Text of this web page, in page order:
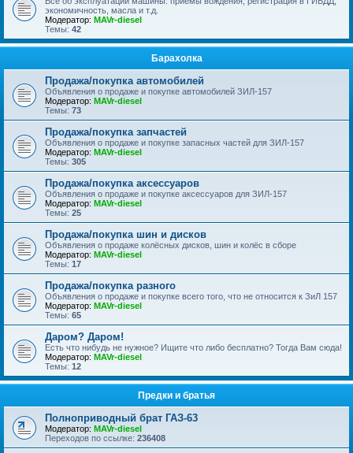
экономичность, масла и т.д.
Модератор: MAVr-diesel
Темы: 42
Барахолка
Продажа/покупка автомобилей
Объявления о продаже и покупке автомобилей ЗИЛ-157
Модератор: MAVr-diesel
Темы: 73
Продажа/покупка запчастей
Объявления о продаже и покупке запасных частей для ЗИЛ-157
Модератор: MAVr-diesel
Темы: 305
Продажа/покупка аксессуаров
Объявления о продаже и покупке аксессуаров для ЗИЛ-157
Модератор: MAVr-diesel
Темы: 25
Продажа/покупка шин и дисков
Объявления о продаже колёсных дисков, шин и колёс в сборе
Модератор: MAVr-diesel
Темы: 17
Продажа/покупка разного
Объявления о продаже и покупке всего того, что не относится к ЗиЛ 157
Модератор: MAVr-diesel
Темы: 65
Даром? Даром!
Есть что нибудь не нужное? Ищите что либо бесплатно? Тогда Вам сюда!
Модератор: MAVr-diesel
Темы: 12
Предки и братья
Полноприводный брат ГАЗ-63
Модератор: MAVr-diesel
Переходов по ссылке: 236408